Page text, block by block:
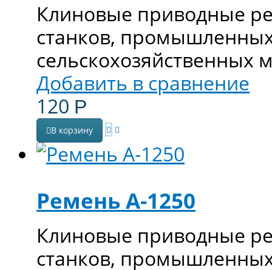
Клиновые приводные
станков,
Добавить в сравнение
120 Р
В корзину
Ремень А-1250
Клиновые приводные
станков,